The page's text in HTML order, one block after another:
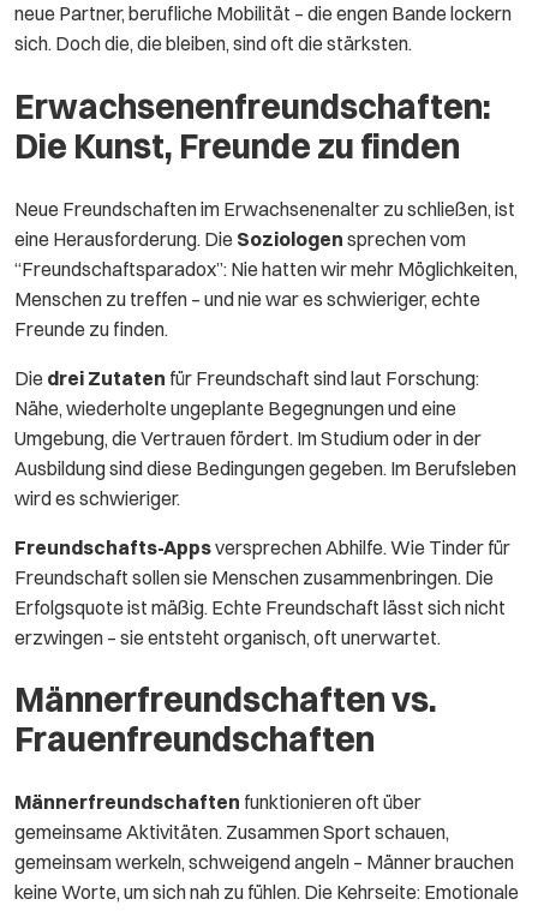
neue Partner, berufliche Mobilität – die engen Bande lockern
sich. Doch die, die bleiben, sind oft die stärksten.
Erwachsenenfreundschaften:
Die Kunst, Freunde zu finden
Neue Freundschaften im Erwachsenenalter zu schließen, ist
eine Herausforderung. Die Soziologen sprechen vom
“Freundschaftsparadox”: Nie hatten wir mehr Möglichkeiten,
Menschen zu treffen – und nie war es schwieriger, echte
Freunde zu finden.
Die drei Zutaten für Freundschaft sind laut Forschung:
Nähe, wiederholte ungeplante Begegnungen und eine
Umgebung, die Vertrauen fördert. Im Studium oder in der
Ausbildung sind diese Bedingungen gegeben. Im Berufsleben
wird es schwieriger.
Freundschafts-Appsversprechen Abhilfe. Wie Tinder für
Freundschaft sollen sie Menschen zusammenbringen. Die
Erfolgsquote ist mäßig. Echte Freundschaft lässt sich nicht
erzwingen – sie entsteht organisch, oft unerwartet.
Männerfreundschaften vs.
Frauenfreundschaften
Männerfreundschaften funktionieren oft über
gemeinsame Aktivitäten. Zusammen Sport schauen,
gemeinsam werkeln, schweigend angeln – Männer brauchen
keine Worte, um sich nah zu fühlen. Die Kehrseite: Emotionale